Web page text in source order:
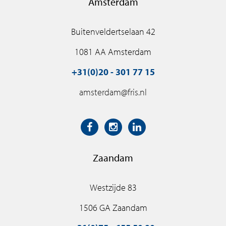
Buitenveldertselaan 42
1081 AA Amsterdam
+31(0)20 - 301 77 15
amsterdam@fris.nl
Zaandam
Westzijde 83
1506 GA Zaandam